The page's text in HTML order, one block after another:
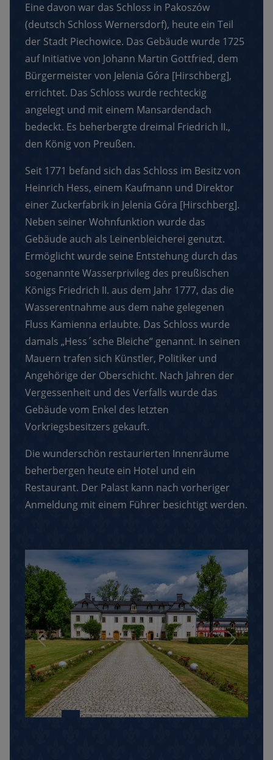
Eine davon war das Schloss in Pakoszów
(deutsch Schloss Wernersdorf), heute ein Teil
der Stadt Piechowice. Das Gebäude wurde 1725
auf Initiative von Johann Martin Gottfried, dem
Bürgermeister von Jelenia Góra [Hirschberg],
errichtet. Das Schloss wurde rechteckig
angelegt und mit einem Mansardendach
bedeckt. Es beherbergte dreimal Friedrich II.,
den König von Preußen.
Seit 1771 befand sich das Schloss im Besitz von
Heinrich Hess, einem Kaufmann und Direktor
einer Zuckerfabrik in Jelenia Góra [Hirschberg].
Neben seiner Wohnfunktion wurde das
Gebäude auch als Leinenbleicherei genutzt.
Ermöglicht wurde seine Entstehung durch das
sogenannte Wasserprivileg des preußischen
Königs Friedrich II. aus dem Jahr 1777, das die
Wasserentnahme aus dem nahe gelegenen
Fluss Kamienna erlaubte. Das Schloss wurde
damals „Hess´sche Bleiche“ genannt. In seinen
Mauern trafen sich Künstler, Politiker und
Angehörige der Oberschicht. Nach Jahren der
Vergessenheit und des Verfalls wurde das
Gebäude vom Enkel des letzten
Vorkriegsbesitzers gekauft.
Die wunderschön restaurierten Innenräume
beherbergen heute ein Hotel und ein
Restaurant. Der Palast kann nach vorheriger
Anmeldung mit einem Führer besichtigt werden.
Previous Next